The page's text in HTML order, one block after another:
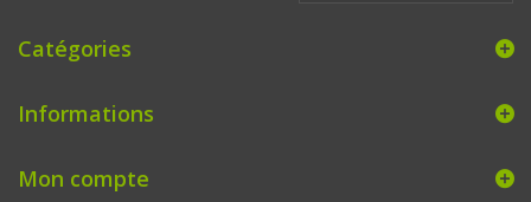
Catégories
Informations
Mon compte